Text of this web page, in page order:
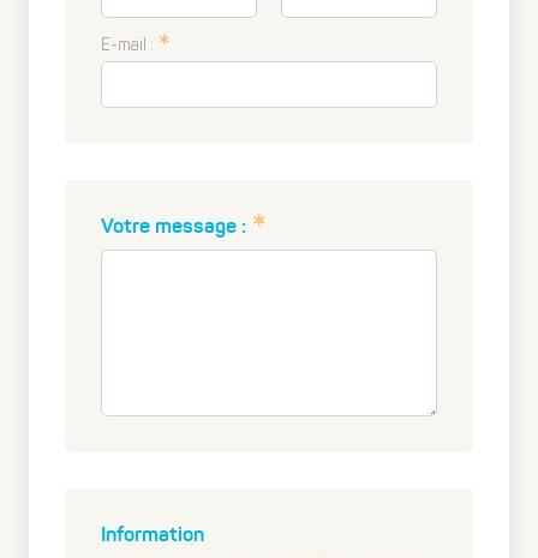
E-mail :
Votre message :
Information